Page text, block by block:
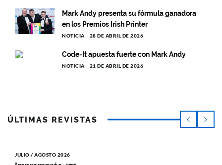
Mark Andy presenta su fórmula ganadora
en los Premios Irish Printer
NOTICIA 28 DE ABRIL DE 2026
Code-It apuesta fuerte con Mark Andy
NOTICIA 21 DE ABRIL DE 2026
ÚLTIMAS REVISTAS
JULIO / AGOSTO 2026